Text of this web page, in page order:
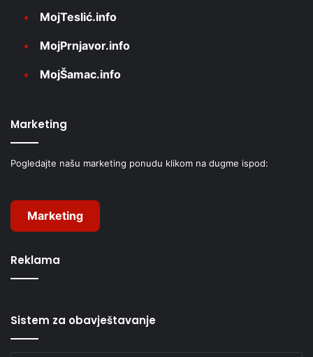
MojTeslić.info
MojPrnjavor.info
MojŠamac.info
Marketing
Pogledajte našu marketing ponudu klikom na dugme ispod:
Marketing
Reklama
Sistem za obavještavanje